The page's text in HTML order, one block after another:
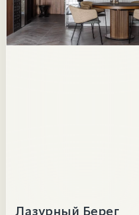
Лазурный Берег